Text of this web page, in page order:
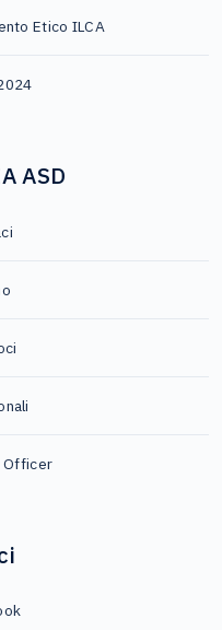
Etico ILCA
ASD
Officer